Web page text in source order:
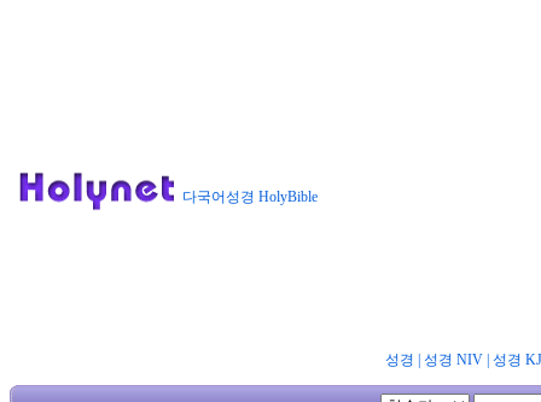
다국어성경 HolyBible
성경 성경 NIV| 성경